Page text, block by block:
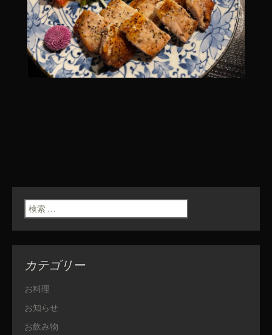
検索:
カテゴリー
お料理
お知らせ
お飲み物